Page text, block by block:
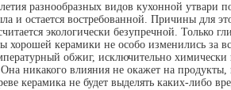
разнообразных видов кухонной утвари
и остается востребованной. Причины для
экологически безупречной. Только
хорошей керамики не особо изменились за
обжиг, исключительно
никакого влияния не окажет на
керамика не будет выделять каких-либо